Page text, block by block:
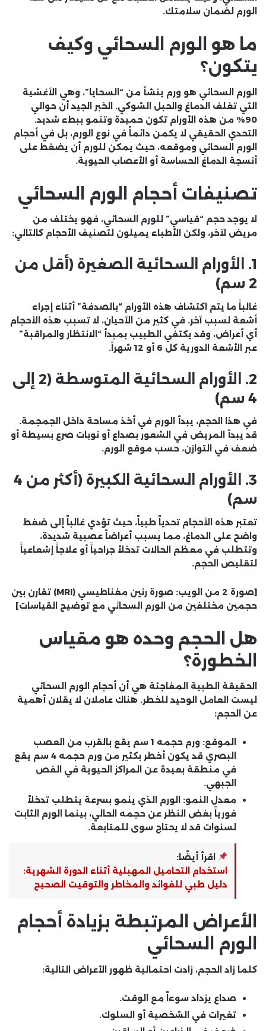
الورم لضمان سلامتك.
ما هو الورم السحائي وكيف
يتكون؟
الورم السحائي هو ورم ينشأ من “السحايا”، وهي الأغشية
التي تغلف الدماغ والحبل الشوكي. الخبر الجيد أن حوالي
90% من هذه الأورام تكون حميدة وتنمو ببطء شديد.
التحدي الحقيقي لا يكمن دائماً في نوع الورم، بل في أحجام
الورم السحائي وموقعه، حيث يمكن للورم أن يضغط على
أنسجة الدماغ الحساسة أو الأعصاب الحيوية.
تصنيفات أحجام الورم السحائي
لا يوجد حجم “قياسي” للورم السحائي، فهو يختلف من
مريض لآخر، ولكن الأطباء يميلون لتصنيف الأحجام كالتالي:
1. الأورام السحائية الصغيرة (أقل من
2 سم)
غالباً ما يتم اكتشاف هذه الأورام “بالصدفة” أثناء إجراء
أشعة لسبب آخر. في كثير من الأحيان، لا تسبب هذه الأحجام
أي أعراض، وقد يكتفي الطبيب بمبدأ “الانتظار والمراقبة”
عبر الأشعة الدورية كل 6 أو 12 شهراً.
2. الأورام السحائية المتوسطة (2 إلى
4 سم)
في هذا الحجم، يبدأ الورم في أخذ مساحة داخل الجمجمة.
قد يبدأ المريض في الشعور بصداع أو نوبات صرع بسيطة أو
ضعف في التوازن، حسب موقع الورم.
3. الأورام السحائية الكبيرة (أكثر من 4
سم)
تعتبر هذه الأحجام تحدياً طبياً، حيث تؤدي غالباً إلى ضغط
واضح على الدماغ، مما يسبب أعراضاً عصبية شديدة،
وتتطلب في معظم الحالات تدخلاً جراحياً أو علاجاً إشعاعياً
لتقليص الحجم.
[صورة 2 من الويب: صورة رنين مغناطيسي (MRI) تقارن بين
حجمين مختلفين من الورم السحائي مع توضيح القياسات]
هل الحجم وحده هو مقياس
الخطورة؟
الحقيقة الطبية المفاجئة هي أن أحجام الورم السحائي
ليست العامل الوحيد للخطر. هناك عاملان لا يقلان أهمية
عن الحجم:
الموقع:
ورم حجمه 1 سم يقع بالقرب من العصب
البصري قد يكون أخطر بكثير من ورم حجمه 4 سم يقع
في منطقة بعيدة عن المراكز الحيوية في الفص
الجبهي.
معدل النمو: الورم الذي ينمو بسرعة يتطلب تدخلاً
فورياً بغض النظر عن حجمه الحالي، بينما الورم الثابت
لسنوات قد لا يحتاج سوى للمتابعة.
اقرأ أيضًا:
استخدام التحاميل المهبلية أثناء الدورة الشهرية:
دليل طبي للفوائد والمخاطر والتوقيت الصحيح
الأعراض المرتبطة بزيادة أحجام
الورم السحائي
كلما زاد الحجم، زادت احتمالية ظهور الأعراض التالية:
صداع يزداد سوءاً مع الوقت.
تغيرات في الشخصية أو السلوك.